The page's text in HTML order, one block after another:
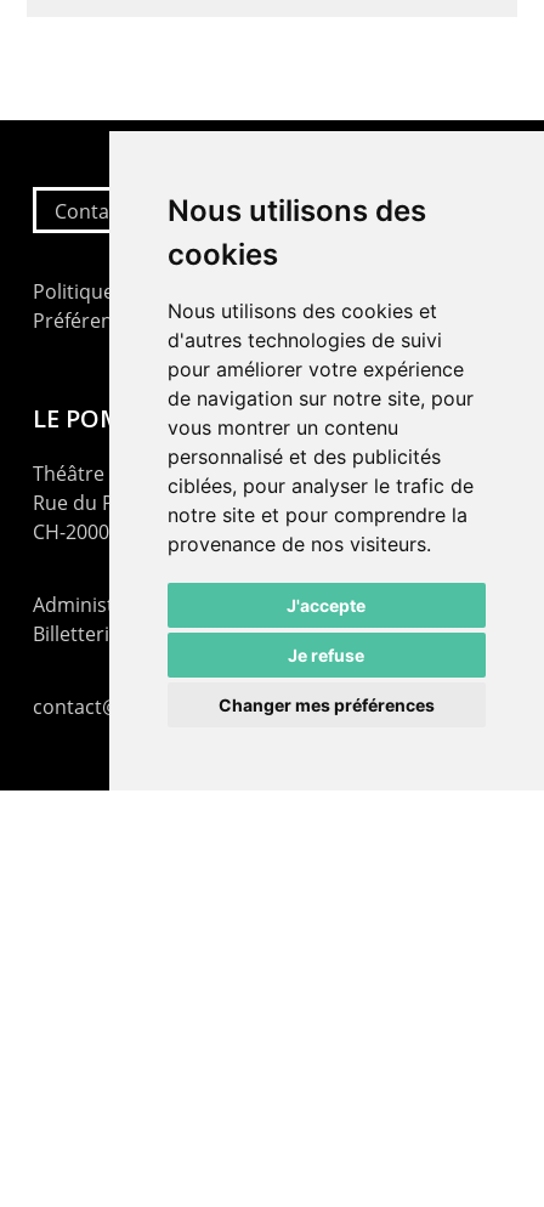
Nous utilisons des
cookies
Nous utilisons des cookies et
d'autres technologies de suivi
pour améliorer votre expérience
de navigation sur notre site, pour
vous montrer un contenu
personnalisé et des publicités
ciblées, pour analyser le trafic de
notre site et pour comprendre la
provenance de nos visiteurs.
J'accepte
Je refuse
Changer mes préférences
Contactez-nous
Politique de confidentialité
Préférences cookies
LE POMMIER
Théâtre – Centre Culturel Neuchâtelois
Rue du Pommier 9
CH-2000 Neuchâtel
Administration : +41 32 725 03 03
Billetterie : +41 32 725 05 05
contact@lepommier.ch